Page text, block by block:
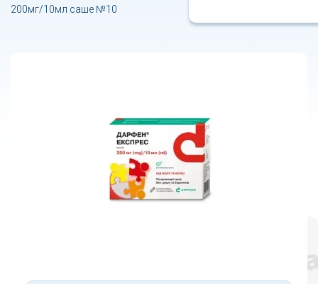
200мг/10мл саше №10